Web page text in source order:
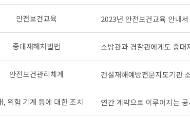
안전보건교육 2023년 안전보건교육 안내서
중대재해처벌법 소방관과 경찰관에게도 중
안전보건관리체계 건설재해예방전문지도기관
, 위험 기계 등에 대한 조치 연간 계약으로 이루어지는